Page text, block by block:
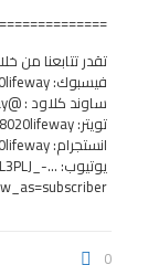
تقدر تتابعنا من
فيسبوك:
ساوند كلاود : @8020lifeway
تويتر: twitter.com/8020lifeway
انستجرام:
يوتيوب: …
0